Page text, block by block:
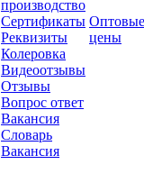
производство
Сертификаты
Реквизиты
Колеровка
Видеоотзывы
Отзывы
Вопрос ответ
Вакансия
Словарь
Вакансия
Оптовые
цены